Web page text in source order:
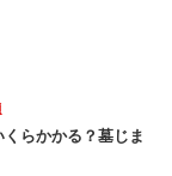
らかかる？墓じま